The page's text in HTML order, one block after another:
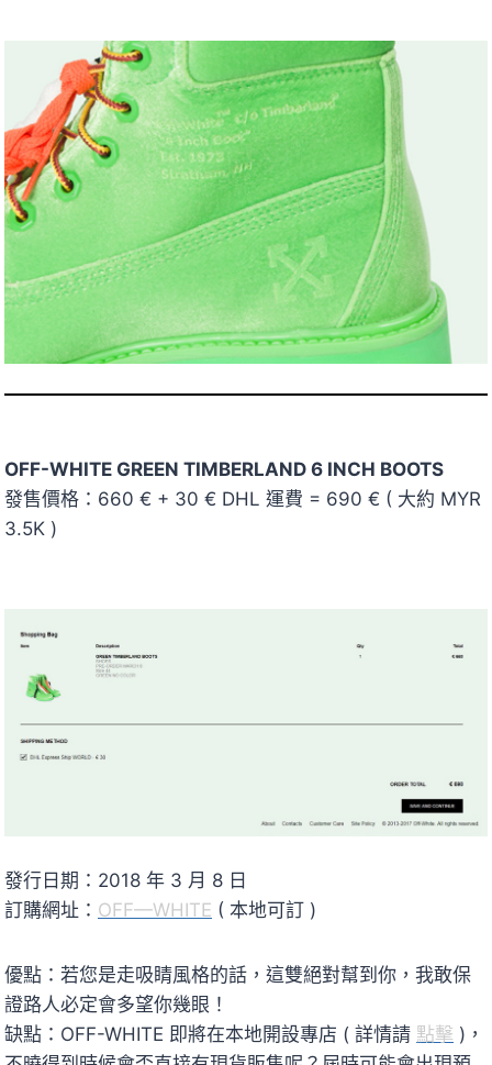
OFF-WHITE GREEN TIMBERLAND 6 INCH BOOTS
發售價格：660 € + 30 € DHL 運費 = 690 € ( 大約 MYR
3.5K )
發行日期：2018 年 3 月 8 日
訂購網址： OFF—WHITE ( 本地可訂 )
優點：若您是走吸睛風格的話，這雙絕對幫到你，我敢保
證路人必定會多望你幾眼！
缺點：OFF-WHITE 即將在本地開設專店 ( 詳情請 點擊 )，